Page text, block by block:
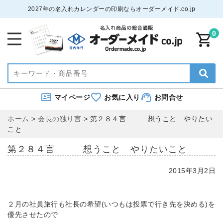
2027年の名入れカレンダーの印刷ならオーダーメイド.co.jp
0
マイページ お気に入り お問合せ
ホーム > 会長の独り言 > 第２８４言 想うこと やりたい
こと
第２８４言 想うこと やりたいこと
2015年3月2日
２月の社員旅行も社長の希望(いつもは投票で行き先を決める)を
優先させたので